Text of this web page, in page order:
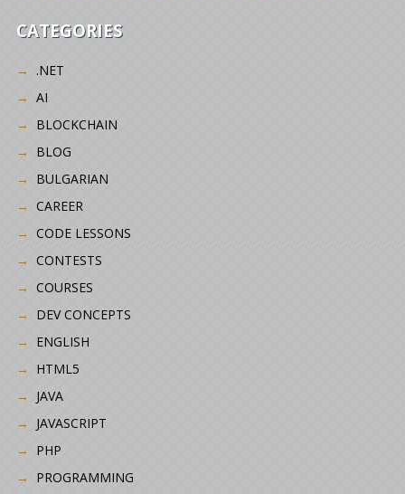
CATEGORIES
.NET
AI
BLOCKCHAIN
BLOG
BULGARIAN
CAREER
CODE LESSONS
CONTESTS
COURSES
DEV CONCEPTS
ENGLISH
HTML5
JAVA
JAVASCRIPT
PHP
PROGRAMMING